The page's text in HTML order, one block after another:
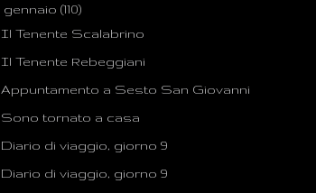
gennaio(110)
Il Tenente Scalabrino
Il Tenente Rebeggiani
Appuntamento a Sesto San Giovanni
Sono tornato a casa
Diario di viaggio, giorno 9
Diario di viaggio, giorno 9